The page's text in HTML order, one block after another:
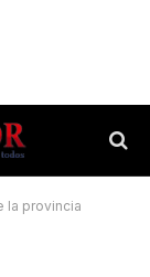
la provincia